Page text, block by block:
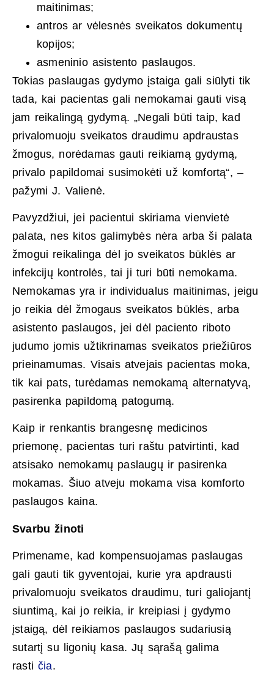
maitinimas;
antros ar vėlesnės sveikatos dokumentų
kopijos;
asmeninio asistento paslaugos.
Tokias paslaugas gydymo įstaiga gali siūlyti tik
tada, kai pacientas gali nemokamai gauti visą
jam reikalingą gydymą. „Negali būti taip, kad
privalomuoju sveikatos draudimu apdraustas
žmogus, norėdamas gauti reikiamą gydymą,
privalo papildomai susimokėti už komfortą“, –
pažymi J. Valienė.
Pavyzdžiui, jei pacientui skiriama vienvietė
palata, nes kitos galimybės nėra arba ši palata
žmogui reikalinga dėl jo sveikatos būklės ar
infekcijų kontrolės, tai ji turi būti nemokama.
Nemokamas yra ir individualus maitinimas, jeigu
jo reikia dėl žmogaus sveikatos būklės, arba
asistento paslaugos, jei dėl paciento riboto
judumo jomis užtikrinamas sveikatos priežiūros
prieinamumas. Visais atvejais pacientas moka,
tik kai pats, turėdamas nemokamą alternatyvą,
pasirenka papildomą patogumą.
Kaip ir renkantis brangesnę medicinos
priemonę, pacientas turi raštu patvirtinti, kad
atsisako nemokamų paslaugų ir pasirenka
mokamas. Šiuo atveju mokama visa komforto
paslaugos kaina.
Svarbu žinoti
Primename, kad kompensuojamas paslaugas
gali gauti tik gyventojai, kurie yra apdrausti
privalomuoju sveikatos draudimu, turi galiojantį
siuntimą, kai jo reikia, ir kreipiasi į gydymo
įstaigą, dėl reikiamos paslaugos sudariusią
sutartį su ligonių kasa. Jų sąrašą galima
rasti čia.